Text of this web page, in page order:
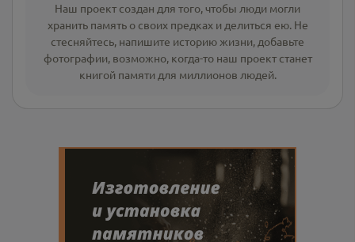
Наш проект создан для того, чтобы люди могли
хранить память о своих предках и делиться ею. Не
стесняйтесь, напишите историю жизни, добавьте
фотографии, возможно, когда-то наш проект станет
книгой памяти для миллионов людей.